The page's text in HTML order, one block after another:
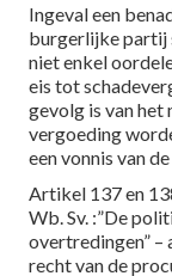
Ingeval een
burgerlijke partij
niet enkel
eis tot
gevolg is van
vergoeding
een vonnis van
Artikel 137 en
Wb. Sv. :”De
overtredingen” –
recht van de